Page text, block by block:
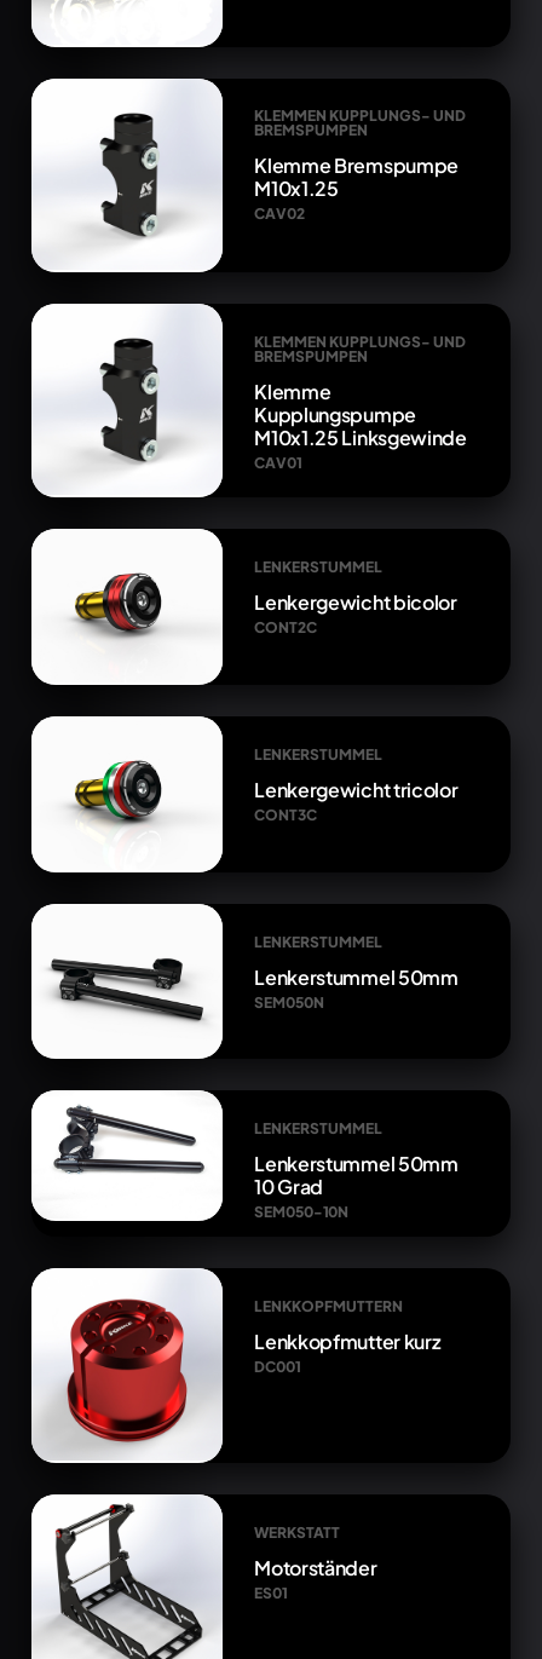
KLEMMEN KUPPLUNGS- UND
BREMSPUMPEN
Klemme Bremspumpe
M10x1.25
CAV02
KLEMMEN KUPPLUNGS- UND
BREMSPUMPEN
Klemme
Kupplungspumpe
M10x1.25 Linksgewinde
CAV01
LENKERSTUMMEL
Lenkergewicht bicolor
CONT2C
LENKERSTUMMEL
Lenkergewicht tricolor
CONT3C
LENKERSTUMMEL
Lenkerstummel 50mm
SEM050N
LENKERSTUMMEL
Lenkerstummel 50mm
10 Grad
SEM050-10N
LENKKOPFMUTTERN
Lenkkopfmutter kurz
DC001
WERKSTATT
Motorständer
ES01